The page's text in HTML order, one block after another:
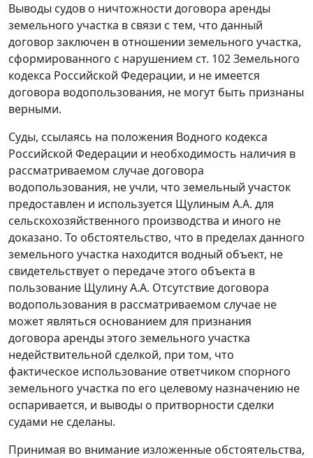
Выводы судов о ничтожности договора аренды
земельного участка в связи с тем, что данный
договор заключен в отношении земельного участка,
сформированного с нарушением ст. 102Земельного
кодекса Российской Федерации, и не имеется
договора водопользования, не могут быть признаны
верными.
Суды, ссылаясь на положения Водного кодекса
Российской Федерации и необходимость наличия в
рассматриваемом случае договора
водопользования, не учли, что земельный участок
предоставлен и используется Щулиным А.А. для
сельскохозяйственного производства и иного не
доказано. То обстоятельство, что в пределах данного
земельного участка находится водный объект, не
свидетельствует о передаче этого объекта в
пользование Щулину А.А. Отсутствие договора
водопользования в рассматриваемом случае не
может являться основанием для признания
договора аренды этого земельного участка
недействительной сделкой, при том, что
фактическое использование ответчиком спорного
земельного участка по его целевому назначению не
оспаривается, и выводы о притворности сделки
судами не сделаны.
Принимая во внимание изложенные обстоятельства,